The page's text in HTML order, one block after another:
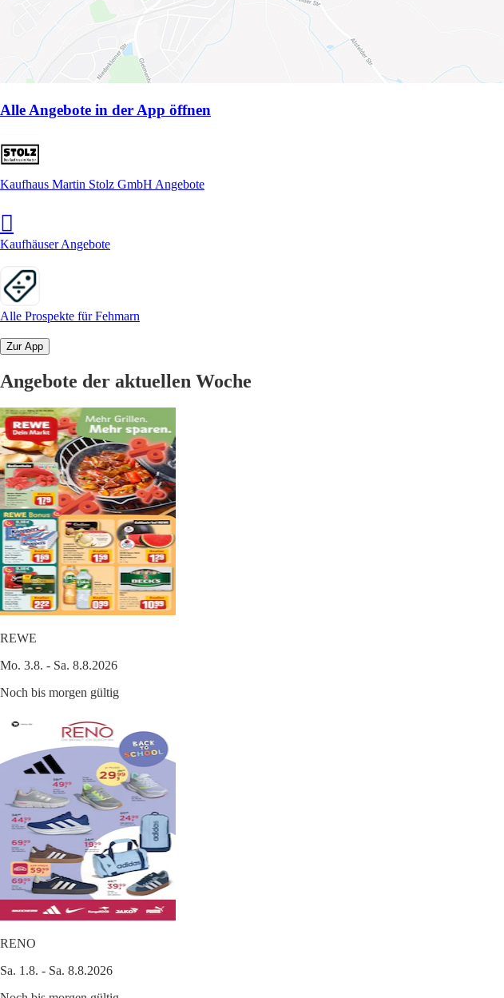
Alle Angebote in der App öffnen
Kaufhaus Martin Stolz GmbH Angebote
Kaufhäuser Angebote
Alle Prospekte für Fehmarn
Zur App
Angebote der aktuellen Woche
REWE
Mo. 3.8. - Sa. 8.8.2026
Noch bis morgen gültig
RENO
Sa. 1.8. - Sa. 8.8.2026